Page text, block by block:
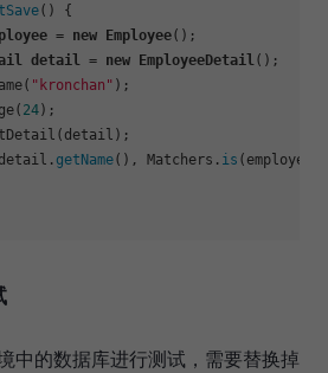
() {
= new Employee();
detail = new EmployeeDetail();
( "kronchan" );
( 24);
(detail);
getName(), Matchers. is
中的数据库进行测试，需要替换掉